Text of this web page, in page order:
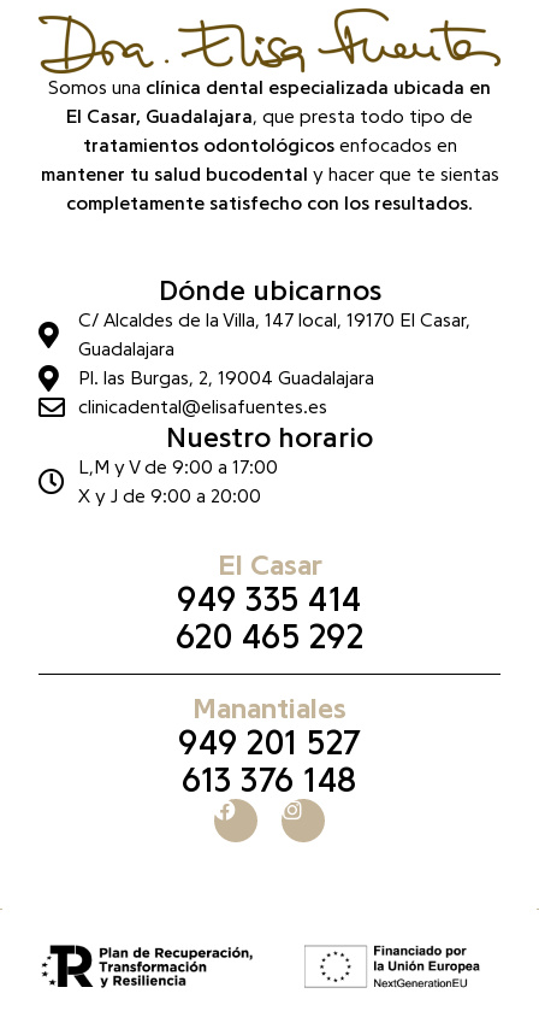
Somos una clínica dental especializada ubicada en
El Casar, Guadalajara, que presta todo tipo de
tratamientos odontológicosenfocados en
mantener tu salud bucodental y hacer que te sientas
completamente satisfecho con los resultados.
Dónde ubicarnos
C/ Alcaldes de la Villa, 147 local, 19170 El Casar,
Guadalajara
Pl. las Burgas, 2, 19004 Guadalajara
clinicadental@elisafuentes.es
Nuestro horario
L,M y V de 9:00 a 17:00
X y J de 9:00 a 20:00
El Casar
949 335 414
620 465 292
Manantiales
949 201 527
613 376 148